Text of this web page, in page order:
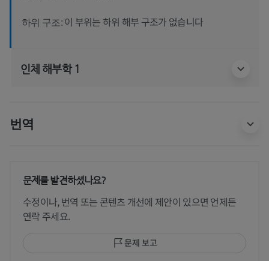
하위 구조: 이 부위는 하위 해부 구조가 없습니다
인체 해부학 1
번역
문제를 발견하셨나요?
수정이나, 번역 또는 콘텐츠 개선에 제안이 있으면 언제든
연락 주세요.
문제 보고